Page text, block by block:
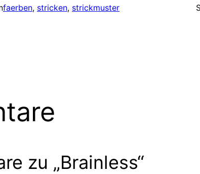
faerben, stricken, strickmuster
zu „Brainless“